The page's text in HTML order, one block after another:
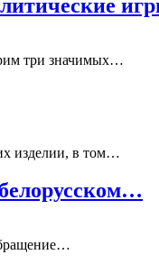
три значимых…
изделии, в том…